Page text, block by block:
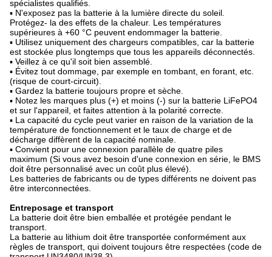
spécialistes qualifiés.
▪ N'exposez pas la batterie à la lumière directe du soleil.
Protégez- la des effets de la chaleur. Les températures
supérieures à +60 °C peuvent endommager la batterie.
▪ Utilisez uniquement des chargeurs compatibles, car la batterie
est stockée plus longtemps que tous les appareils déconnectés.
▪ Veillez à ce qu'il soit bien assemblé.
▪ Évitez tout dommage, par exemple en tombant, en forant, etc.
(risque de court-circuit).
▪ Gardez la batterie toujours propre et sèche.
▪ Notez les marques plus (+) et moins (-) sur la batterie LiFePO4
et sur l'appareil, et faites attention à la polarité correcte.
▪ La capacité du cycle peut varier en raison de la variation de la
température de fonctionnement et le taux de charge et de
décharge diffèrent de la capacité nominale.
▪ Convient pour une connexion parallèle de quatre piles
maximum (Si vous avez besoin d'une connexion en série, le BMS
doit être personnalisé avec un coût plus élevé).
Les batteries de fabricants ou de types différents ne doivent pas
être interconnectées.
Entreposage et transport
La batterie doit être bien emballée et protégée pendant le
transport.
La batterie au lithium doit être transportée conformément aux
règles de transport, qui doivent toujours être respectées (code de